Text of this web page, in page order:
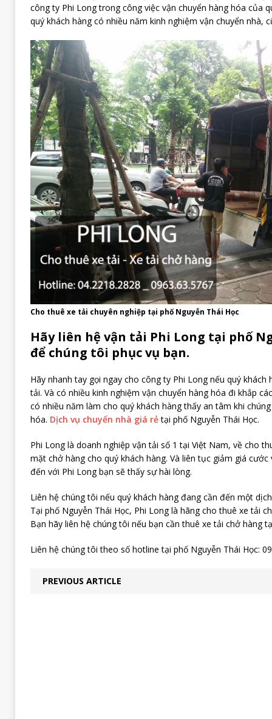
công ty Phi Long trong công việc vận chuyển hàng hóa của
quý khách hàng có nhiều năm kinh nghiệm vận chuyển nhà,
Cho thuê xe tải chuyên nghiệp tại phố Nguyễn Thái Học
Hãy liên hệ vận tải Phi Long tại phố
để chúng tôi phục vụ bạn.
Hãy nhanh tay gọi ngay cho công ty Phi Long nếu quý khách
tải. Và có nhiều kinh nghiệm vận chuyển hàng hóa đi khắp
có nhiều năm làm cho quý khách hàng thấy an tâm khi
hóa. Dịch vụ chuyển nhà giá rẻtại phố Nguyễn Thái Học.
Phi Long là doanh nghiệp vận tải số 1 tại Việt Nam, về cho
mặt chở hàng cho quý khách hàng. Và liên tục giảm giá cước
đến với Phi Long bạn sẽ thấy sự hài lòng.
Liên hệ chúng tôi nếu quý khách hàng đang cần đến một
Tại phố Nguyễn Thái Học, Phi Long là hãng cho thuê xe tải
Bạn hãy liên hệ chúng tôi nếu bạn cần thuê xe tải chở hàng
Liên hệ chúng tôi theo số hotline tại phố Nguyễn Thái Học:
PREVIOUS ARTICLE